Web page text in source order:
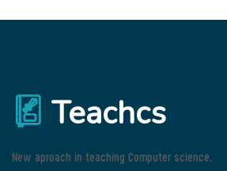
Teachcs
New aproach in teaching Computer science.